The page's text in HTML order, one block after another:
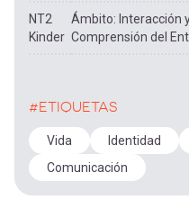
NT2
Kinder
Ámbito: Interacción
Comprensión del
#ETIQUETAS
Vida Identidad
Comunicación